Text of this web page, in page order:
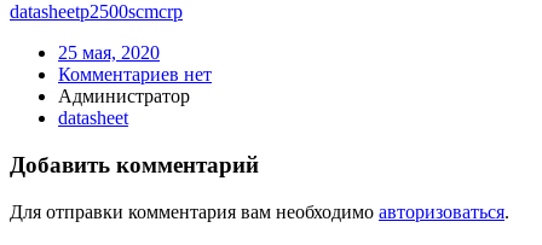
datasheetp2500scmcrp
25 мая, 2020
Комментариев нет
Администратор
datasheet
Добавить комментарий
Для отправки комментария вам необходимо авторизоваться.